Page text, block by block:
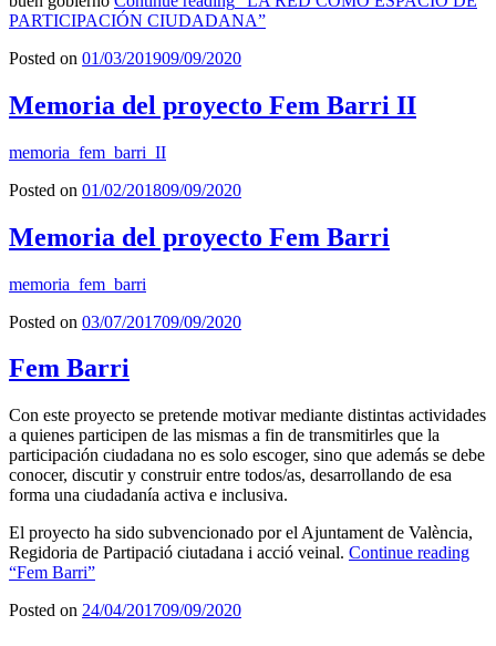
PARTICIPACIÓN CIUDADANA”
Posted on 01/03/201909/09/2020
Memoria del proyecto Fem Barri II
memoria_fem_barri_II
Posted on 01/02/201809/09/2020
Memoria del proyecto Fem Barri
memoria_fem_barri
Posted on 03/07/201709/09/2020
Fem Barri
Con este proyecto se pretende motivar mediante distintas actividades
a quienes participen de las mismas a fin de transmitirles que la
participación ciudadana no es solo escoger, sino que además se debe
conocer, discutir y construir entre todos/as, desarrollando de esa
forma una ciudadanía activa e inclusiva.
El proyecto ha sido subvencionado por el Ajuntament de València,
Regidoria de Partipació ciutadana i acció veinal. Continue reading
“Fem Barri”
Posted on 24/04/201709/09/2020